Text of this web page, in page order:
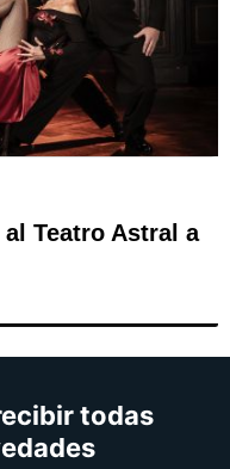
Teatro Astral a
todas